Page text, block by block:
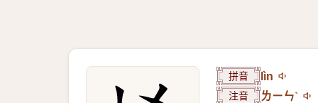
拼音 lìn
注音 ㄌㄧㄣˋ